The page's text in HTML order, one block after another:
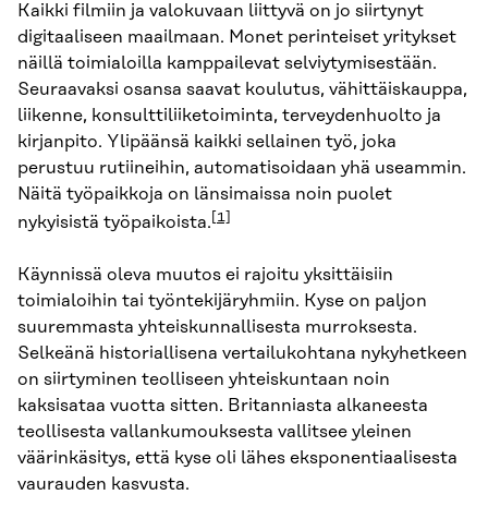
Kaikki filmiin ja valokuvaan liittyvä on jo siirtynyt
digitaaliseen maailmaan. Monet perinteiset yritykset
näillä toimialoilla kamppailevat selviytymisestään.
Seuraavaksi osansa saavat koulutus, vähittäiskauppa,
liikenne, konsulttiliiketoiminta, terveydenhuolto ja
kirjanpito. Ylipäänsä kaikki sellainen työ, joka
perustuu rutiineihin, automatisoidaan yhä useammin.
Näitä työpaikkoja on länsimaissa noin puolet
nykyisistä työpaikoista. [1]
Käynnissä oleva muutos ei rajoitu yksittäisiin
toimialoihin tai työntekijäryhmiin. Kyse on paljon
suuremmasta yhteiskunnallisesta murroksesta.
Selkeänä historiallisena vertailukohtana nykyhetkeen
on siirtyminen teolliseen yhteiskuntaan noin
kaksisataa vuotta sitten. Britanniasta alkaneesta
teollisesta vallankumouksesta vallitsee yleinen
väärinkäsitys, että kyse oli lähes eksponentiaalisesta
vaurauden kasvusta.